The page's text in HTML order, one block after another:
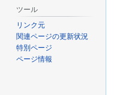
ツール
リンク元
関連ページの更新状況
特別ページ
ページ情報